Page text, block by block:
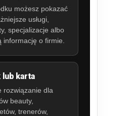
możesz pokazać
usługi,
specjalizacje albo
informację o firmie.
lub karta
rozwiązanie dla
beauty,
trenerów,